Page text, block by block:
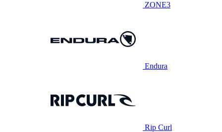
ZONE3
Endura
Rip Curl